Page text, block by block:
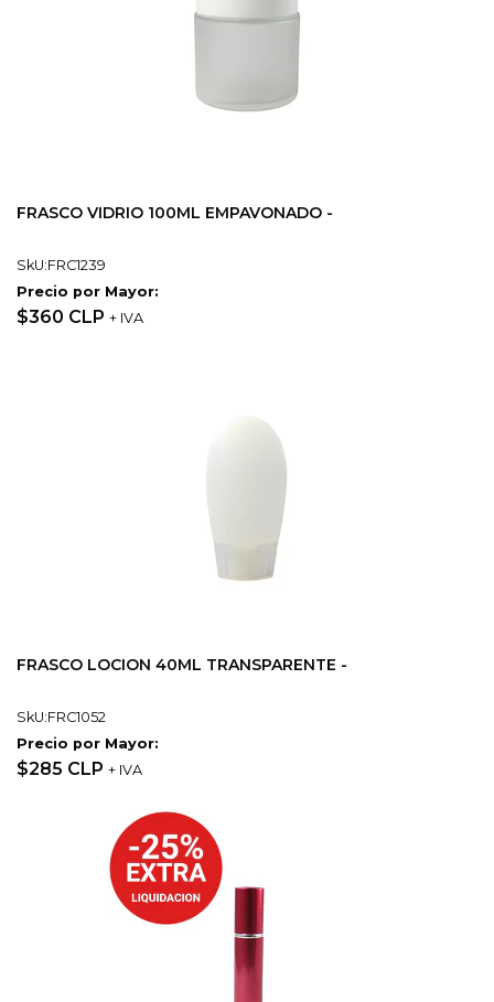
FRASCO VIDRIO 100ML EMPAVONADO -
SkU:FRC1239
Precio por Mayor:
$360 CLP + IVA
FRASCO LOCION 40ML TRANSPARENTE -
SkU:FRC1052
Precio por Mayor:
$285 CLP + IVA